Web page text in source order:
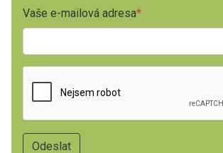
Vaše e-mailová adresa